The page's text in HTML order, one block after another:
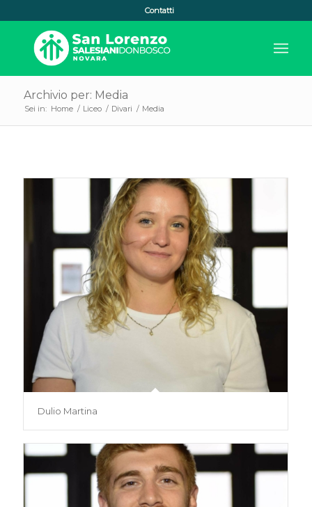
Contatti
Archivio per: Media
Sei in: Home / Liceo / Divari / Media
Dulio Martina